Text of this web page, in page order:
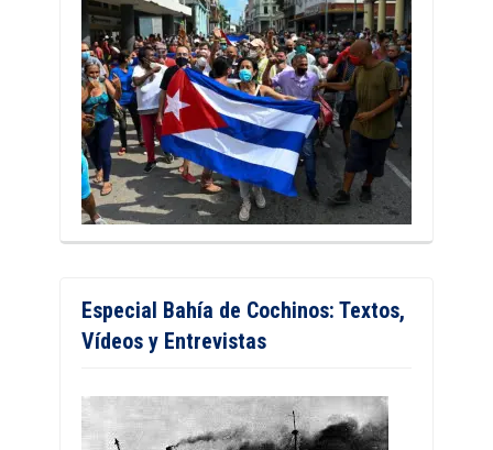
Especial Bahía de Cochinos: Textos,
Vídeos y Entrevistas